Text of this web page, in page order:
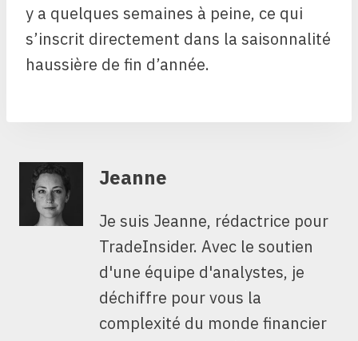
y a quelques semaines à peine, ce qui
s’inscrit directement dans la saisonnalité
haussière de fin d’année.
Jeanne
Je suis Jeanne, rédactrice pour
TradeInsider. Avec le soutien
d'une équipe d'analystes, je
déchiffre pour vous la
complexité du monde financier